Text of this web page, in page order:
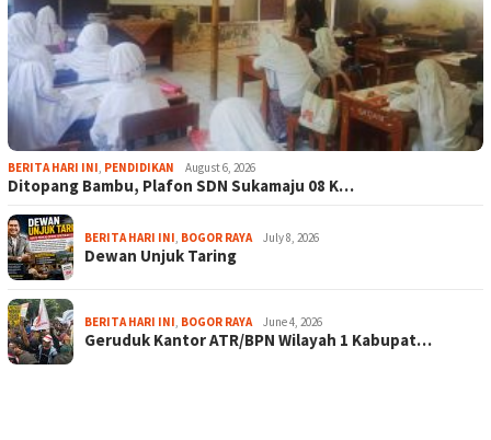
BERITA HARI INI, PENDIDIKAN August 6, 2026
Ditopang Bambu, Plafon SDN Sukamaju 08 K…
BERITA HARI INI, BOGOR RAYA July 8, 2026
Dewan Unjuk Taring
BERITA HARI INI, BOGOR RAYA June 4, 2026
Geruduk Kantor ATR/BPN Wilayah 1 Kabupat…